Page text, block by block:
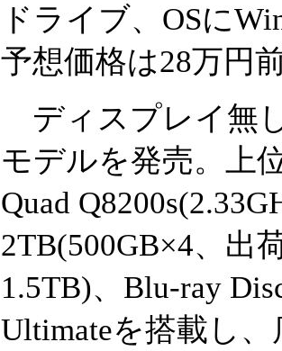
ドライブ、OSに
予想価格は28万円
ディスプレイ無
モデルを発売。上
Quad
2TB(500GB×4、出
1.5TB)、Blu-ray
Ultimateを搭載し